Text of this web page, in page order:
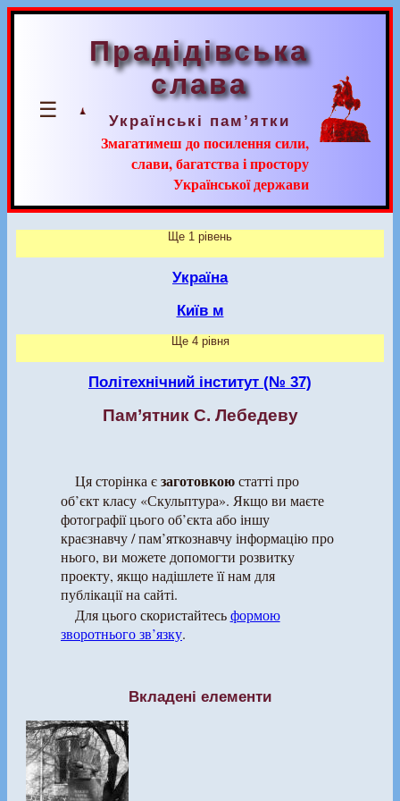
☰
Прадідівська
слава
Українські пам’ятки
Змагатимеш до посилення сили,
слави, багатства і простору
Української держави
Ще 1 рівень
Україна
Київ м
Ще 4 рівня
Політехнічний інститут (№ 37)
Пам’ятник С. Лебедеву
Ця сторінка єзаготовкоюстатті про
об’єкт класу «Скульптура». Якщо ви маєте
фотографії цього об’єкта або іншу
краєзнавчу / пам’яткознавчу інформацію про
нього, ви можете допомогти розвитку
проекту, якщо надішлете її нам для
публікації на сайті.
Для цього скористайтесьформою
зворотнього зв’язку.
Вкладені елементи